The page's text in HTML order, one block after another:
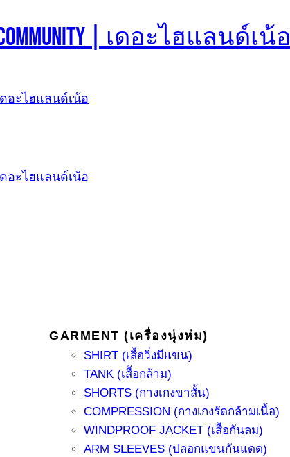
Community | เดอะไฮแลนด์เน้อ
GARMENT (เครื่องนุ่งห่ม)
SHIRT (เสื้อวิ่งมีแขน)
TANK (เสื้อกล้าม)
SHORTS (กางเกงขาสั้น)
COMPRESSION (กางเกงรัดกล้ามเนื้อ)
WINDPROOF JACKET (เสื้อกันลม)
ARM SLEEVES (ปลอกแขนกันแดด)